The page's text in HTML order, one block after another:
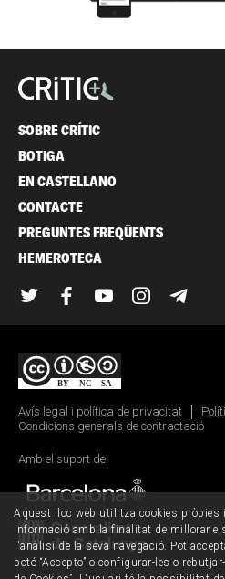
SOBRE CRÍTIC
BOTIGA
EN CASTELLANO
CONTACTE
PREGUNTES FREQÜENTS
HEMEROTECA
TwitterFacebook
YouTube
Avís legal i política de privacitat
Condicions generals de contractació
Amb el suport de:
Aquest lloc web utilitza cookies pròpies
informació amb la finalitat de millorar
l'anàlisi de la seva navegació. Pot
botó “Accepto” o configurar-les o